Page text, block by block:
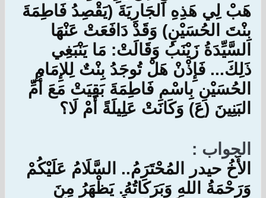
هَبْ لِي هَذِهِ الجَارِيَةَ (يَقْصِدُ فَاطِمَةَ
بِنْتَ الحُسَيْنِ) وَقَدْ دَافَعَتْ عَنْهَا
السَّيِّدَةُ زَيْنَبُ وَقَالَتْ: مَا يَنْبَغِي
ذَلِكَ... فَإِذْنْ هَلْ تُوجَدُ بِنْتٌ لِلإِمَامِ
الحُسَيْنِ بِاسْمِ فَاطِمَةَ بَقِيَتْ مَعَ أُمِّ
البَنِينَ (عَ) وَكَانَتْ عَلِيلَةً أَمْ لَا؟
الجواب :
الأَخُ حيدر المُحْتَرَمُ.. السَّلَامُ عَلَيْكُمْ
وَرَحْمَةُ اللهِ وَبَرَكَاتُهُ. يَظْهَرُ مِنَ